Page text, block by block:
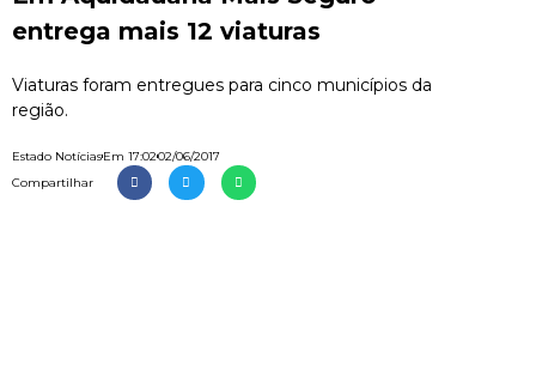
entrega mais 12 viaturas
Viaturas foram entregues para cinco municípios da
região.
Estado NotíciasEm 17:0202/06/2017
Compartilhar